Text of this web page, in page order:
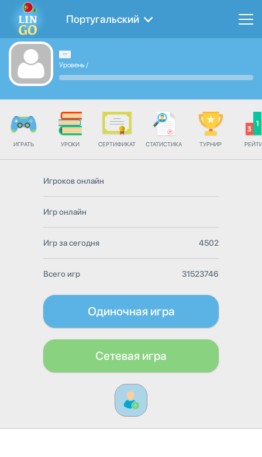
Португальский
Уровень /
ИГРАТЬ УРОКИ СЕРТИФИКАТ СТАТИСТИКА ТУРНИР
Игроков онлайн
Игр онлайн
Игр за сегодня 4502
Всего игр 31523746
Одиночная игра
Сетевая игра